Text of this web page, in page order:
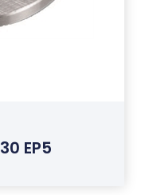
EP5